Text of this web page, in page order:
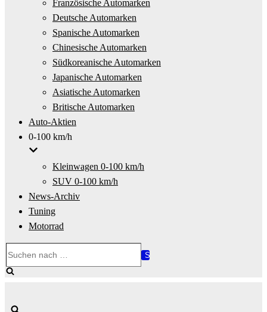
Französische Automarken
Deutsche Automarken
Spanische Automarken
Chinesische Automarken
Südkoreanische Automarken
Japanische Automarken
Asiatische Automarken
Britische Automarken
Auto-Aktien
0-100 km/h
Kleinwagen 0-100 km/h
SUV 0-100 km/h
News-Archiv
Tuning
Motorrad
nach …